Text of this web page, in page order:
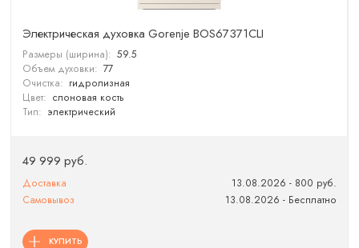
Электрическая духовка Gorenje BOS67371CLI
Размеры (ширина): 59.5
Объем духовки: 77
Очистка: гидролизная
Цвет: слоновая кость
Тип: электрический
49 999 руб.
Доставка
13.08.2026 - 800 руб.
Самовывоз
13.08.2026 - Бесплатно
КУПИТЬ